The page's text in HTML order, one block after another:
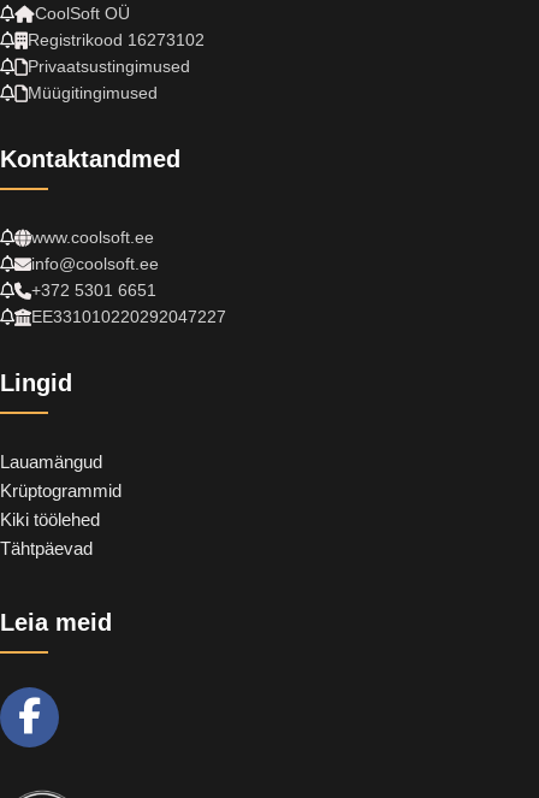
CoolSoft OÜ
Registrikood 16273102
Privaatsustingimused
Müügitingimused
Kontaktandmed
www.coolsoft.ee
info@coolsoft.ee
+372 5301 6651
EE331010220292047227
Lingid
Lauamängud
Krüptogrammid
Kiki töölehed
Tähtpäevad
Leia meid